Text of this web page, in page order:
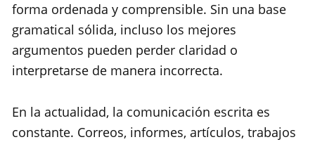
forma ordenada y comprensible. Sin una base
gramatical sólida, incluso los mejores
argumentos pueden perder claridad o
interpretarse de manera incorrecta.
En la actualidad, la comunicación escrita es
constante. Correos, informes, artículos, trabajos